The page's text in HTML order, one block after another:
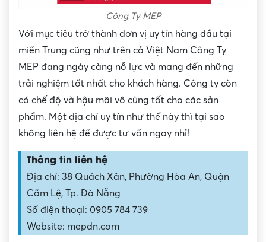
Công Ty MEP
Với mục tiêu trở thành đơn vị uy tín hàng đầu tại
miền Trung cũng như trên cả Việt Nam Công Ty
MEP đang ngày càng nỗ lực và mang đến những
trải nghiệm tốt nhất cho khách hàng. Công ty còn
có chế độ và hậu mãi vô cùng tốt cho các sản
phẩm. Một địa chỉ uy tín như thế này thì tại sao
không liên hệ để được tư vấn ngay nhỉ!
Thông tin liên hệ
Địa chỉ: 38 Quách Xân, Phường Hòa An, Quận
Cẩm Lệ, Tp. Đà Nẵng
Số điện thoại: 0905 784 739
Website: mepdn.com